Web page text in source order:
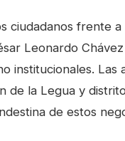
ciudadanos frente
Leonardo
institucionales. Las
de la Legua y
de estos